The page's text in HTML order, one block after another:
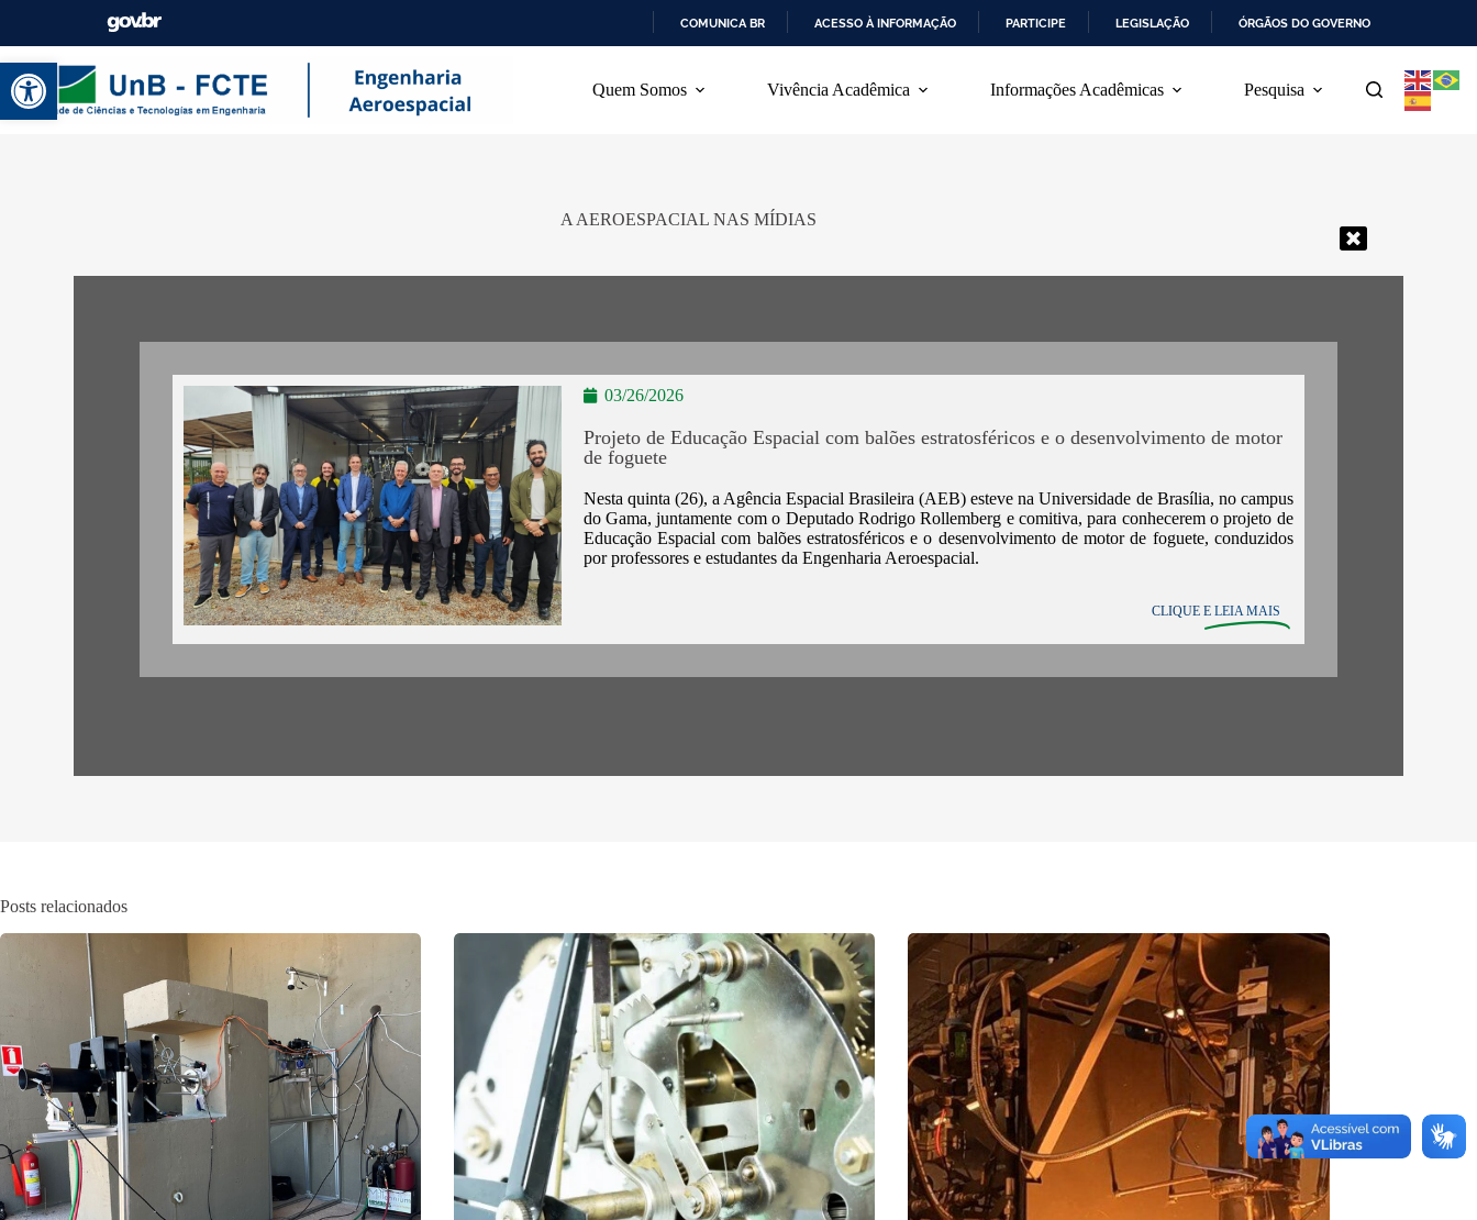
Abrir a barra de ferramentas
O
E
COMUNICA BR ACESSO À INFORMAÇÃO PARTICIPE LEGISLAÇÃO ÓRGÃOS DO GOVERNO
Quem Somos Vivência Acadêmica Informações Acadêmicas Pesquisa
A AEROESPACIAL NAS MÍDIAS
03/26/2026
Projeto de Educação Espacial com balões estratosféricos e o desenvolvimento de motor
de foguete
Nesta quinta (26), a Agência Espacial Brasileira (AEB) esteve na Universidade de Brasília, no campus
do Gama, juntamente com o Deputado Rodrigo Rollemberg e comitiva, para conhecerem o projeto de
Educação Espacial com balões estratosféricos e o desenvolvimento de motor de foguete, conduzidos
por professores e estudantes da Engenharia Aeroespacial.
CLIQUE E LEIA MAIS
Posts relacionados